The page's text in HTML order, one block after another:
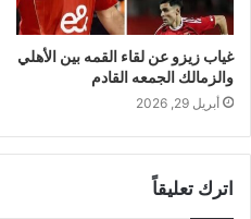
غياب زيزو عن لقاء القمه بين الأهلي
والزمالك الجمعه القادم
أبريل 29, 2026
اترك تعليقاً